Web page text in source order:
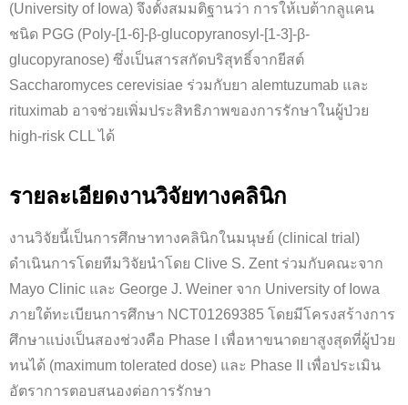
(University of Iowa) จึงตั้งสมมติฐานว่า การให้เบต้ากลูแคน
ชนิด PGG (Poly-[1-6]-β-glucopyranosyl-[1-3]-β-
glucopyranose) ซึ่งเป็นสารสกัดบริสุทธิ์จากยีสต์
Saccharomyces cerevisiae ร่วมกับยา alemtuzumab และ
rituximab อาจช่วยเพิ่มประสิทธิภาพของการรักษาในผู้ป่วย
high-risk CLL ได้
รายละเอียดงานวิจัยทางคลินิก
งานวิจัยนี้เป็นการศึกษาทางคลินิกในมนุษย์ (clinical trial)
ดำเนินการโดยทีมวิจัยนำโดย Clive S. Zent ร่วมกับคณะจาก
Mayo Clinic และ George J. Weiner จาก University of Iowa
ภายใต้ทะเบียนการศึกษา NCT01269385 โดยมีโครงสร้างการ
ศึกษาแบ่งเป็นสองช่วงคือ Phase I เพื่อหาขนาดยาสูงสุดที่ผู้ป่วย
ทนได้ (maximum tolerated dose) และ Phase II เพื่อประเมิน
อัตราการตอบสนองต่อการรักษา